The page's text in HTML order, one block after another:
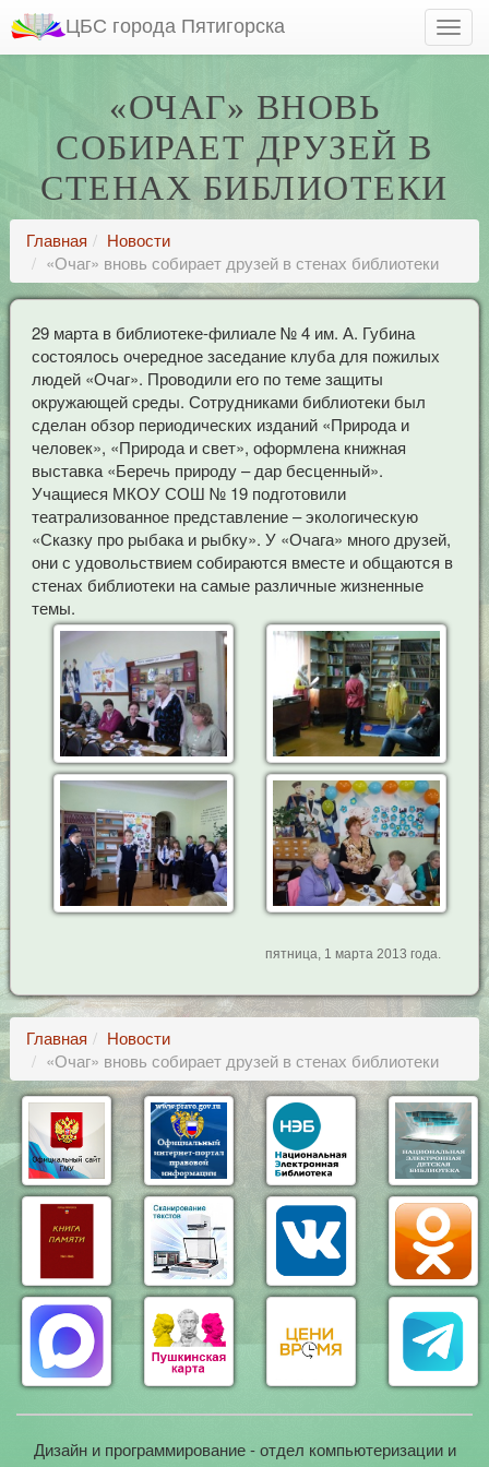
ЦБС города Пятигорска
«ОЧАГ» ВНОВЬ
СОБИРАЕТ ДРУЗЕЙ В
СТЕНАХ БИБЛИОТЕКИ
Главная
Новости
«Очаг» вновь собирает друзей в стенах библиотеки
29 марта в библиотеке-филиале № 4 им. А. Губина
состоялось очередное заседание клуба для пожилых
людей «Очаг». Проводили его по теме защиты
окружающей среды. Сотрудниками библиотеки был
сделан обзор периодических изданий «Природа и
человек», «Природа и свет», оформлена книжная
выставка «Беречь природу – дар бесценный».
Учащиеся МКОУ СОШ № 19 подготовили
театрализованное представление – экологическую
«Сказку про рыбака и рыбку». У «Очага» много друзей,
они с удовольствием собираются вместе и общаются в
стенах библиотеки на самые различные жизненные
темы.
пятница, 1 марта 2013 года.
Главная
Новости
«Очаг» вновь собирает друзей в стенах библиотеки
Дизайн и программирование - отдел компьютеризации и